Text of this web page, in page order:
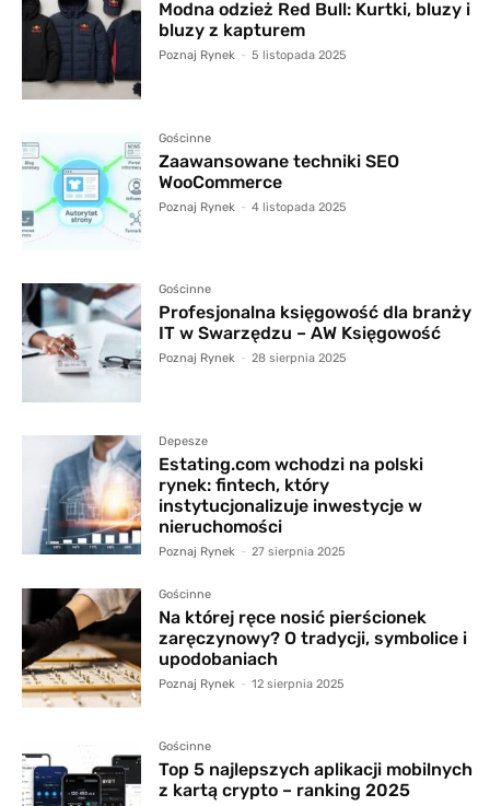
Modna odzież Red Bull: Kurtki, bluzy i
bluzy z kapturem
Poznaj Rynek - 5 listopada 2025
Gościnne
Zaawansowane techniki SEO
WooCommerce
Poznaj Rynek - 4 listopada 2025
Gościnne
Profesjonalna księgowość dla branży
IT w Swarzędzu – AW Księgowość
Poznaj Rynek - 28 sierpnia 2025
Depesze
Estating.com wchodzi na polski
rynek: fintech, który
instytucjonalizuje inwestycje w
nieruchomości
Poznaj Rynek - 27 sierpnia 2025
Gościnne
Na której ręce nosić pierścionek
zaręczynowy? O tradycji, symbolice i
upodobaniach
Poznaj Rynek - 12 sierpnia 2025
Gościnne
Top 5 najlepszych aplikacji mobilnych
z kartą crypto – ranking 2025